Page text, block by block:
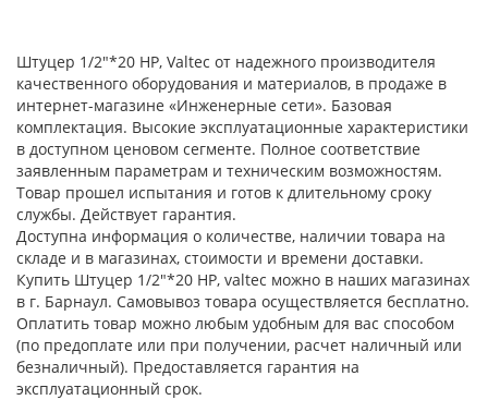
Штуцер 1/2"*20 НР, Valtec от надежного производителя
качественного оборудования и материалов, в продаже в
интернет-магазине «Инженерные сети». Базовая
комплектация. Высокие эксплуатационные характеристики
в доступном ценовом сегменте. Полное соответствие
заявленным параметрам и техническим возможностям.
Товар прошел испытания и готов к длительному сроку
службы. Действует гарантия.
Доступна информация о количестве, наличии товара на
складе и в магазинах, стоимости и времени доставки.
Купить Штуцер 1/2"*20 НР, valtec можно в наших магазинах
в г. Барнаул. Самовывоз товара осуществляется бесплатно.
Оплатить товар можно любым удобным для вас способом
(по предоплате или при получении, расчет наличный или
безналичный). Предоставляется гарантия на
эксплуатационный срок.